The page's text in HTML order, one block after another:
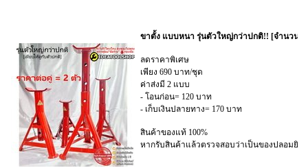
ขาตั้ง แบบหนา รุ่นตัวใหญ่กว่าปกติ!! [จำนวน2
ลดราคาพิเศษ
เพียง 690 บาท/ชุด
ค่าส่งมี 2 แบบ
- โอนก่อน= 120 บาท
- เก็บเงินปลายทาง= 170 บาท
สินค้าของแท้ 100%
หากรับสินค้าแล้วตรวจสอบว่าเป็นของปลอมยิน